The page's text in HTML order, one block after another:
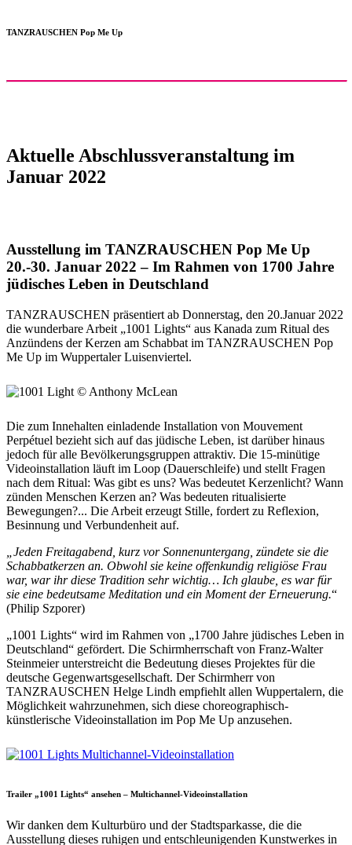
TANZRAUSCHEN Pop Me Up
Aktuelle Abschlussveranstaltung im
Januar 2022
Ausstellung im TANZRAUSCHEN Pop Me Up
20.-30. Januar 2022 – Im Rahmen von 1700 Jahre
jüdisches Leben in Deutschland
TANZRAUSCHEN präsentiert ab Donnerstag, den 20.Januar 2022
die wunderbare Arbeit „1001 Lights“ aus Kanada zum Ritual des
Anzündens der Kerzen am Schabbat im TANZRAUSCHEN Pop
Me Up im Wuppertaler Luisenviertel.
Die zum Innehalten einladende Installation von Mouvement
Perpétuel bezieht sich auf das jüdische Leben, ist darüber hinaus
jedoch für alle Bevölkerungsgruppen attraktiv. Die 15-minütige
Videoinstallation läuft im Loop (Dauerschleife) und stellt Fragen
nach dem Ritual: Was gibt es uns? Was bedeutet Kerzenlicht? Wann
zünden Menschen Kerzen an? Was bedeuten ritualisierte
Bewegungen?... Die Arbeit erzeugt Stille, fordert zu Reflexion,
Besinnung und Verbundenheit auf.
„Jeden Freitagabend, kurz vor Sonnenuntergang, zündete sie die
Schabbatkerzen an. Obwohl sie keine offenkundig religiöse Frau
war, war ihr diese Tradition sehr wichtig… Ich glaube, es war für
sie eine bedeutsame Meditation und ein Moment der Erneuerung.“
(Philip Szporer)
„1001 Lights“ wird im Rahmen von „1700 Jahre jüdisches Leben in
Deutschland“ gefördert. Die Schirmherrschaft von Franz-Walter
Steinmeier unterstreicht die Bedeutung dieses Projektes für die
deutsche Gegenwartsgesellschaft. Der Schirmherr von
TANZRAUSCHEN Helge Lindh empfiehlt allen Wuppertalern, die
Möglichkeit wahrzunehmen, sich diese choreographisch-
künstlerische Videoinstallation im Pop Me Up anzusehen.
Trailer „1001 Lights“ ansehen – Multichannel-Videoinstallation
Wir danken dem Kulturbüro und der Stadtsparkasse, die die
Ausstellung dieses ruhigen und entschleunigenden Kunstwerkes in